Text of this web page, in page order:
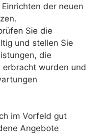
der neuen
Sie die
und stellen Sie
die
wurden und
im Vorfeld gut
Angebote